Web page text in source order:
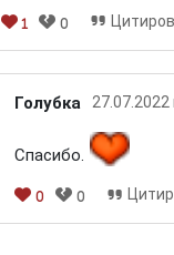
1 0
Голубка 27.07.2022
Спасибо.
0 0